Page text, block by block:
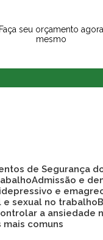
Faça seu orçamento agora
mesmo
de Segurança
Admissão e
e
e sexual no trabalho
a
mais comuns